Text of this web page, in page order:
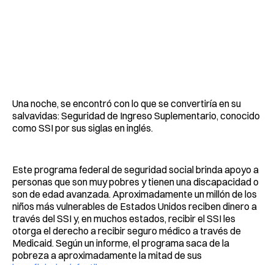
Una noche, se encontró con lo que se convertiría en su
salvavidas: Seguridad de Ingreso Suplementario, conocido
como SSI por sus siglas en inglés.
Este programa federal de seguridad social brinda apoyo a
personas que son muy pobres y tienen una discapacidad o
son de edad avanzada. Aproximadamente un millón de los
niños más vulnerables de Estados Unidos reciben dinero a
través del SSI y, en muchos estados, recibir el SSI les
otorga el derecho a recibir seguro médico a través de
Medicaid. Según un informe, el programa saca de la
pobreza a aproximadamente la mitad de sus